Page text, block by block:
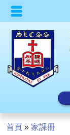
首頁 » 家課冊